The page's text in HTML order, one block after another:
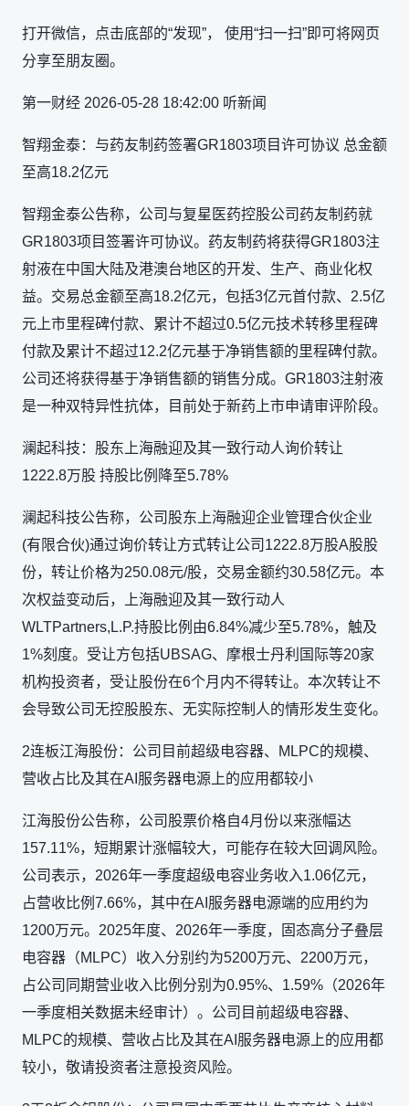
打开微信，点击底部的“发现”， 使用“扫一扫”即可将网页
分享至朋友圈。
第一财经 2026-05-28 18:42:00 听新闻
智翔金泰：与药友制药签署GR1803项目许可协议 总金额
至高18.2亿元
智翔金泰公告称，公司与复星医药控股公司药友制药就
GR1803项目签署许可协议。药友制药将获得GR1803注
射液在中国大陆及港澳台地区的开发、生产、商业化权
益。交易总金额至高18.2亿元，包括3亿元首付款、2.5亿
元上市里程碑付款、累计不超过0.5亿元技术转移里程碑
付款及累计不超过12.2亿元基于净销售额的里程碑付款。
公司还将获得基于净销售额的销售分成。GR1803注射液
是一种双特异性抗体，目前处于新药上市申请审评阶段。
澜起科技：股东上海融迎及其一致行动人询价转让
1222.8万股 持股比例降至5.78%
澜起科技公告称，公司股东上海融迎企业管理合伙企业
(有限合伙)通过询价转让方式转让公司1222.8万股A股股
份，转让价格为250.08元/股，交易金额约30.58亿元。本
次权益变动后，上海融迎及其一致行动人
WLTPartners,L.P.持股比例由6.84%减少至5.78%，触及
1%刻度。受让方包括UBSAG、摩根士丹利国际等20家
机构投资者，受让股份在6个月内不得转让。本次转让不
会导致公司无控股股东、无实际控制人的情形发生变化。
2连板江海股份：公司目前超级电容器、MLPC的规模、
营收占比及其在AI服务器电源上的应用都较小
江海股份公告称，公司股票价格自4月份以来涨幅达
157.11%，短期累计涨幅较大，可能存在较大回调风险。
公司表示，2026年一季度超级电容业务收入1.06亿元，
占营收比例7.66%，其中在AI服务器电源端的应用约为
1200万元。2025年度、2026年一季度，固态高分子叠层
电容器（MLPC）收入分别约为5200万元、2200万元，
占公司同期营业收入比例分别为0.95%、1.59%（2026年
一季度相关数据未经审计）。公司目前超级电容器、
MLPC的规模、营收占比及其在AI服务器电源上的应用都
较小，敬请投资者注意投资风险。